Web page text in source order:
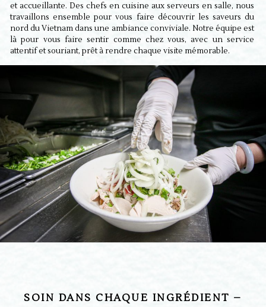
et accueillante. Des chefs en cuisine aux serveurs en salle, nous
travaillons ensemble pour vous faire découvrir les saveurs du
nord du Vietnam dans une ambiance conviviale. Notre équipe est
là pour vous faire sentir comme chez vous, avec un service
attentif et souriant, prêt à rendre chaque visite mémorable.
SOIN DANS CHAQUE INGRÉDIENT –